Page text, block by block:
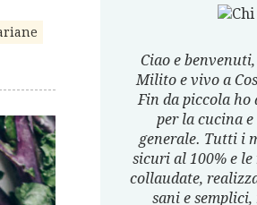
Ciao e
Milito e vivo a
Fin da piccola ho
per la cucina
generale. Tutti i
sicuri al 100% e
collaudate,
sani e